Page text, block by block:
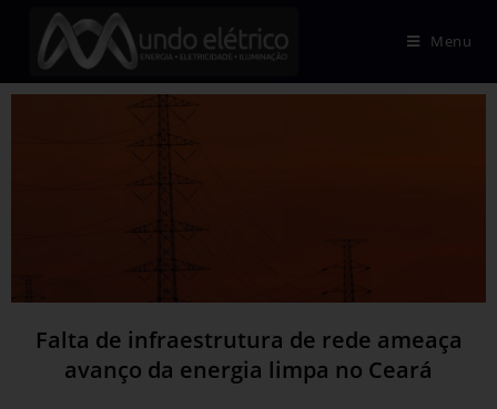
Menu
Falta de infraestrutura de rede ameaça
avanço da energia limpa no Ceará